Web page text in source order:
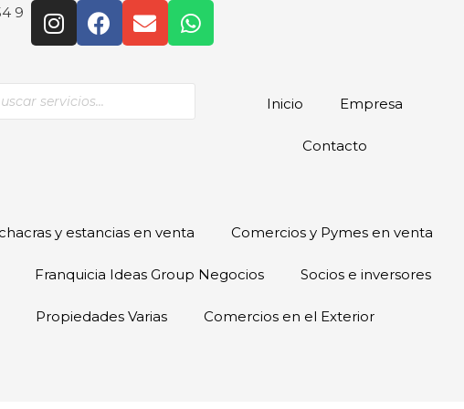
9
Inicio Empresa
Contacto
y estancias en venta Comercios y Pymes en venta
Franquicia Ideas Group Negocios Socios e inversores
Propiedades Varias Comercios en el Exterior